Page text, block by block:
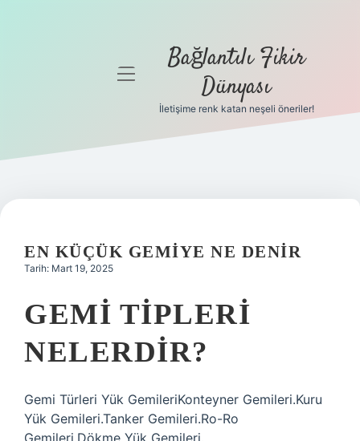
Gizlilik
Hakkımızda
menüyü
Bağlantılı Fikir
Dünyası
İletişime renk katan neşeli öneriler!
EN KÜÇÜK GEMIYE NE DENIR
Tarih: Mart 19, 2025
GEMI TIPLERI
NELERDIR?
Gemi Türleri Yük GemileriKonteyner Gemileri.Kuru
Yük Gemileri.Tanker Gemileri.Ro-Ro
Gemileri.Dökme Yük Gemileri.